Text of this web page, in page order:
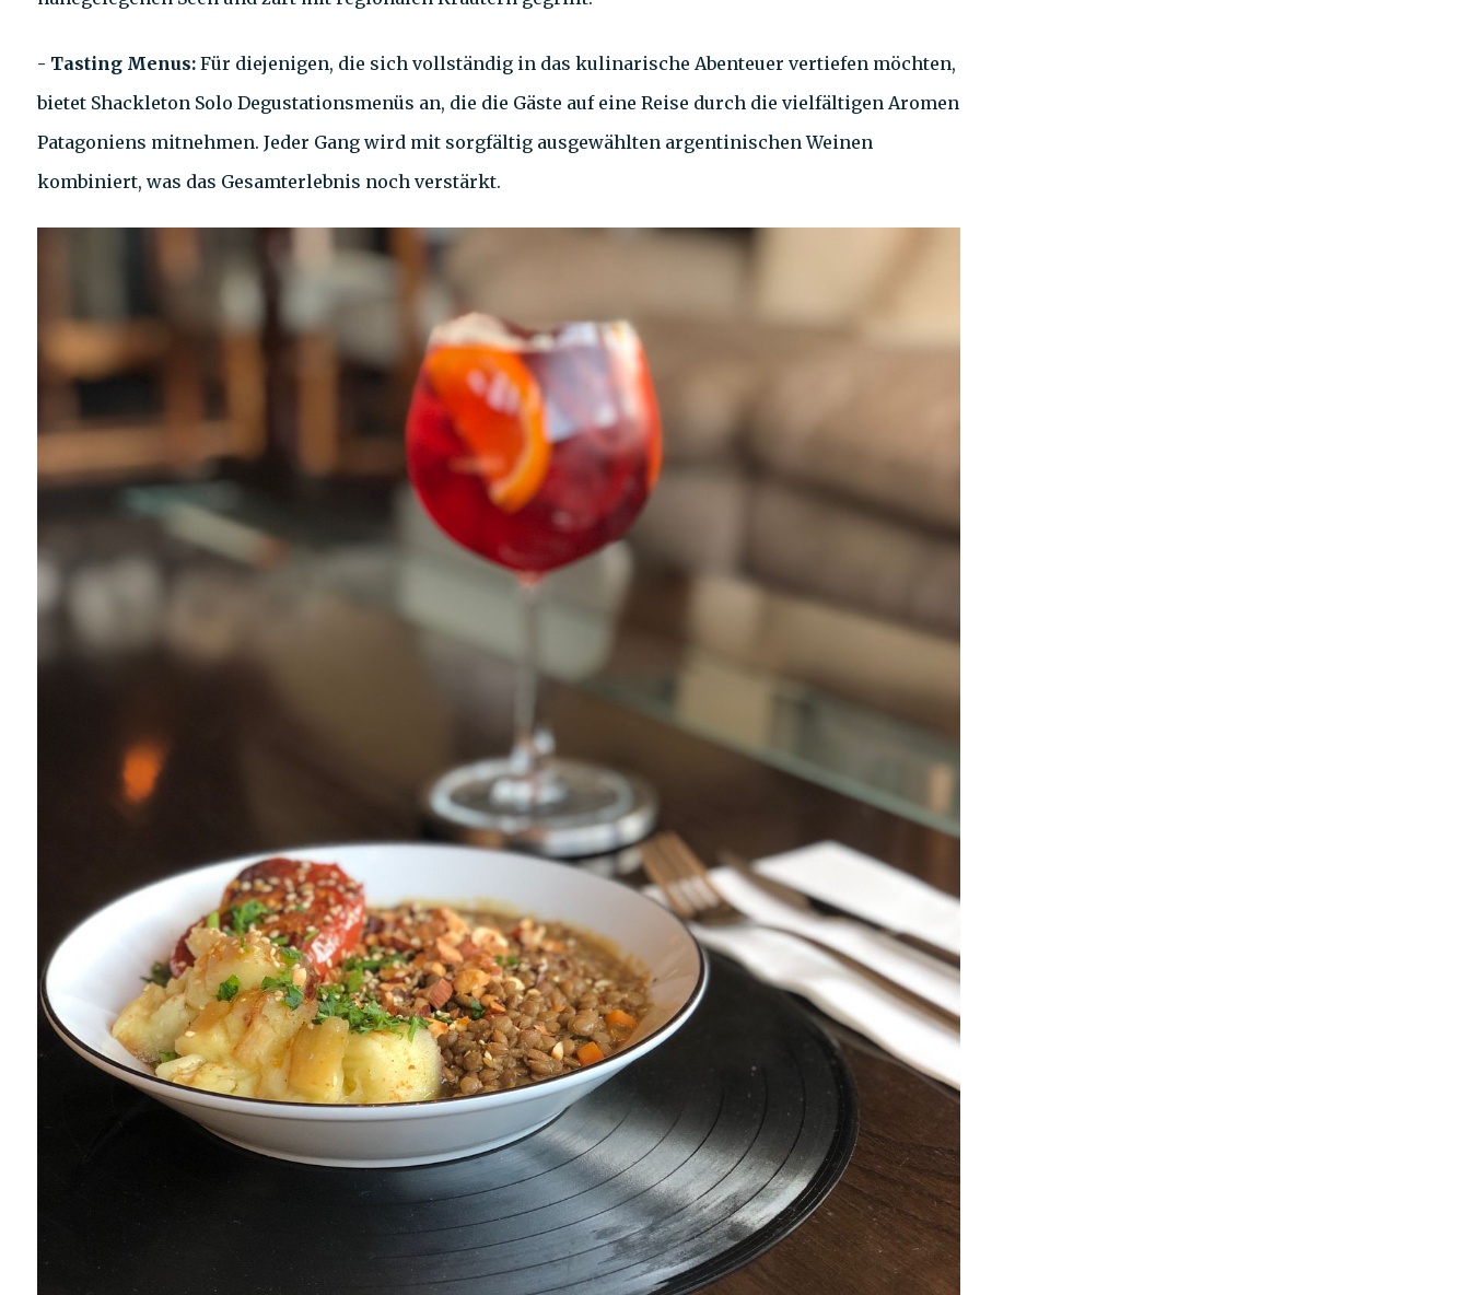
- Tasting Menus: Für diejenigen, die sich vollständig in das kulinarische Abenteuer vertiefen möchten,
bietet Shackleton Solo Degustationsmenüs an, die die Gäste auf eine Reise durch die vielfältigen Aromen
Patagoniens mitnehmen. Jeder Gang wird mit sorgfältig ausgewählten argentinischen Weinen
kombiniert, was das Gesamterlebnis noch verstärkt.